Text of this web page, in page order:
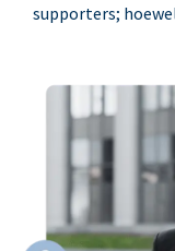
supporters;